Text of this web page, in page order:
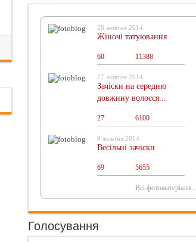
28 жовтня 2014
Жіночі татуювання
60 11388
27 жовтня 2014
Зачіски на середню
довжину волосся...
27 6100
9 жовтня 2014
Весільні зачіски
69 5655
Всі фотоматеріали...
Голосування